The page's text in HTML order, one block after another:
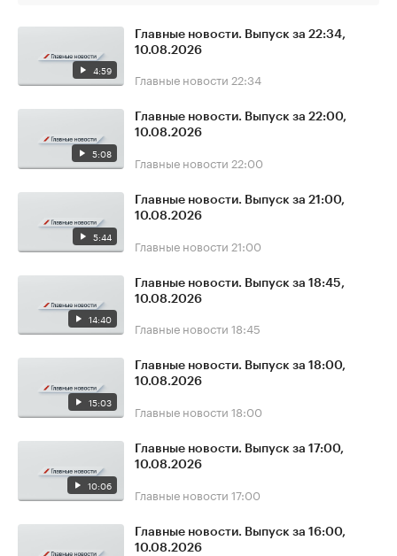
4:59
Главные новости. Выпуск за 22:34,
10.08.2026
Главные новости 22:34
5:08
Главные новости. Выпуск за 22:00,
10.08.2026
Главные новости 22:00
5:44
Главные новости. Выпуск за 21:00,
10.08.2026
Главные новости 21:00
14:40
Главные новости. Выпуск за 18:45,
10.08.2026
Главные новости 18:45
15:03
Главные новости. Выпуск за 18:00,
10.08.2026
Главные новости 18:00
10:06
Главные новости. Выпуск за 17:00,
10.08.2026
Главные новости 17:00
Главные новости. Выпуск за 16:00,
10.08.2026